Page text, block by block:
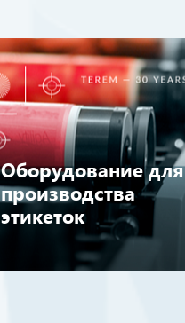
Оборудование для
производства
этикеток